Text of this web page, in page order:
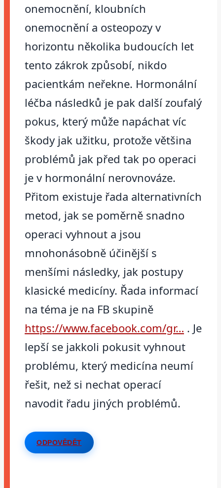
onemocnění, kloubních
onemocnění a osteopozy v
horizontu několika budoucích let
tento zákrok způsobí, nikdo
pacientkám neřekne. Hormonální
léčba následků je pak další zoufalý
pokus, který může napáchat víc
škody jak užitku, protože většina
problémů jak před tak po operaci
je v hormonální nerovnováze.
Přitom existuje řada alternativních
metod, jak se poměrně snadno
operaci vyhnout a jsou
mnohonásobně účinější s
menšími následky, jak postupy
klasické medicíny. Řada informací
na téma je na FB skupině
https://www.facebook.com/gr… . Je
lepší se jakkoli pokusit vyhnout
problému, který medicína neumí
řešit, než si nechat operací
navodit řadu jiných problémů.
ODPOVĚDĚT